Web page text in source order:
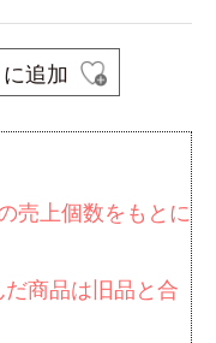
追加
売上個数をもとに
商品は旧品と合